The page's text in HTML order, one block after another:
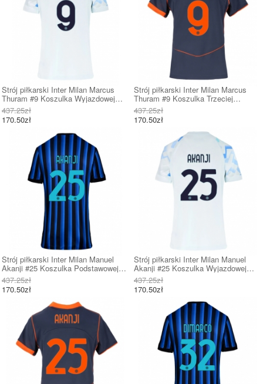
Strój piłkarski Inter Milan Marcus
Thuram #9 Koszulka Wyjazdowej
damskie 2025-26 Krótki Rękaw
437.25zł
170.50zł
Strój piłkarski Inter Milan Marcus
Thuram #9 Koszulka Trzeciej
damskie 2025-26 Krótki Rękaw
437.25zł
170.50zł
Strój piłkarski Inter Milan Manuel
Akanji #25 Koszulka Podstawowej
damskie 2025-26 Krótki Rękaw
437.25zł
170.50zł
Strój piłkarski Inter Milan Manuel
Akanji #25 Koszulka Wyjazdowej
damskie 2025-26 Krótki Rękaw
437.25zł
170.50zł